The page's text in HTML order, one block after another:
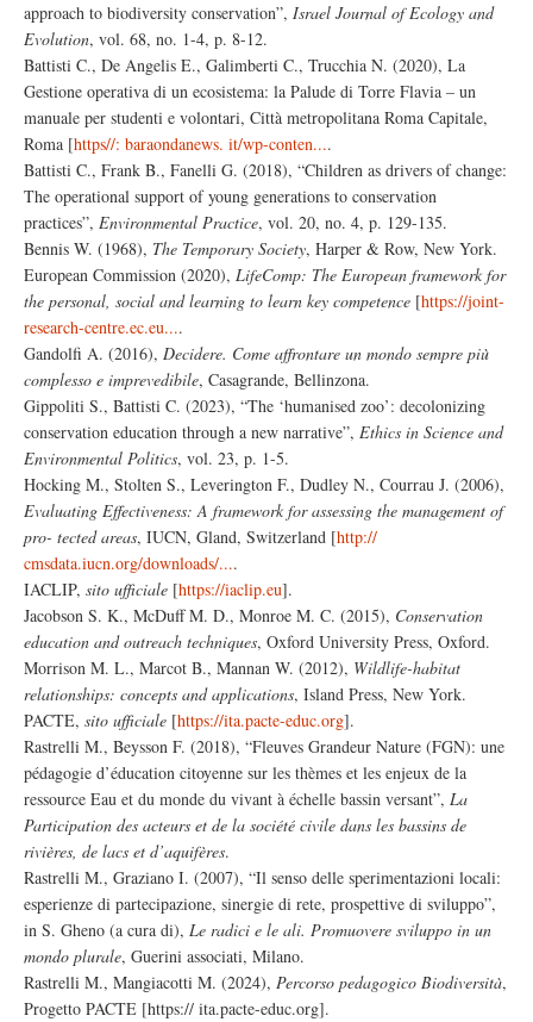
approach to biodiversity conservation”, Israel Journal of Ecology and
Evolution, vol. 68, no. 1-4, p. 8-12.
Battisti C., De Angelis E., Galimberti C., Trucchia N. (2020), La
Gestione operativa di un ecosistema: la Palude di Torre Flavia – un
manuale per studenti e volontari, Città metropolitana Roma Capitale,
Roma [https//: baraondanews. it/wp-conten....
Battisti C., Frank B., Fanelli G. (2018), “Children as drivers of change:
The operational support of young generations to conservation
practices”, Environmental Practice, vol. 20, no. 4, p. 129-135.
Bennis W. (1968), The Temporary Society, Harper & Row, New York.
European Commission (2020), LifeComp: The European framework for
the personal, social and learning to learn key competence [https://joint-
research-centre.ec.eu....
Gandolfi A. (2016), Decidere. Come affrontare un mondo sempre più
complesso e imprevedibile, Casagrande, Bellinzona.
Gippoliti S., Battisti C. (2023), “The ‘humanised zoo’: decolonizing
conservation education through a new narrative”, Ethics in Science and
Environmental Politics, vol. 23, p. 1-5.
Hocking M., Stolten S., Leverington F., Dudley N., Courrau J. (2006),
Evaluating Effectiveness: A framework for assessing the management of
pro- tected areas, IUCN, Gland, Switzerland [http://
cmsdata.iucn.org/downloads/....
IACLIP, sito ufficiale [https://iaclip.eu].
Jacobson S. K., McDuff M. D., Monroe M. C. (2015), Conservation
education and outreach techniques, Oxford University Press, Oxford.
Morrison M. L., Marcot B., Mannan W. (2012), Wildlife-habitat
relationships: concepts and applications, Island Press, New York.
PACTE, sito ufficiale [https://ita.pacte-educ.org].
Rastrelli M., Beysson F. (2018), “Fleuves Grandeur Nature (FGN): une
pédagogie d’éducation citoyenne sur les thèmes et les enjeux de la
ressource Eau et du monde du vivant à échelle bassin versant”, La
Participation des acteurs et de la société civile dans les bassins de
rivières, de lacs et d’aquifères.
Rastrelli M., Graziano I. (2007), “Il senso delle sperimentazioni locali:
esperienze di partecipazione, sinergie di rete, prospettive di sviluppo”,
in S. Gheno (a cura di), Le radici e le ali. Promuovere sviluppo in un
mondo plurale, Guerini associati, Milano.
Rastrelli M., Mangiacotti M. (2024), Percorso pedagogico Biodiversità,
Progetto PACTE [https:// ita.pacte-educ.org].